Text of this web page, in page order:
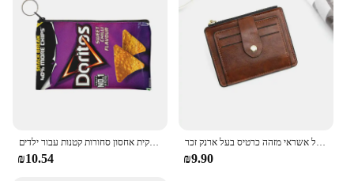
ארנק מטבע צ 'יפס יוניסקס, ארנק מטבע קטן עבור נשים קוסמטיקה, שקית אחסון סחורות קטנות עבור ילדים
₪10.54
יוקרה קטן גברים של אשראי מזהה כרטיס בעל ארנק זכר Slim עור ארנק עם מטבע כיס מותג מעצב ארנק עבור גברים נשים
₪9.90